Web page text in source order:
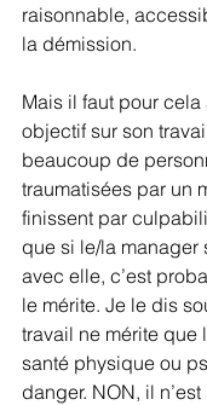
raisonnable,
la démission.
Mais il faut pour
objectif sur son
beaucoup de
traumatisées par un
finissent par
que si le/la manager
avec elle, c’est
le mérite. Je le dis
travail ne mérite que
santé physique ou
danger. NON, il